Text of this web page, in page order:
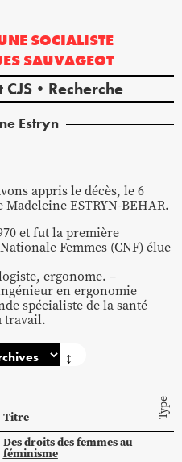
SOCIALISTE
SAUVAGEOT
CJS Recherche
Estryn
appris le décès, le 6
ESTRYN-BEHAR.
et fut la première
Femmes (CNF) élue
ergonome. –
en ergonomie
spécialiste de la santé
travail.
↕
Titre Type
Des droits des femmes au
féminisme